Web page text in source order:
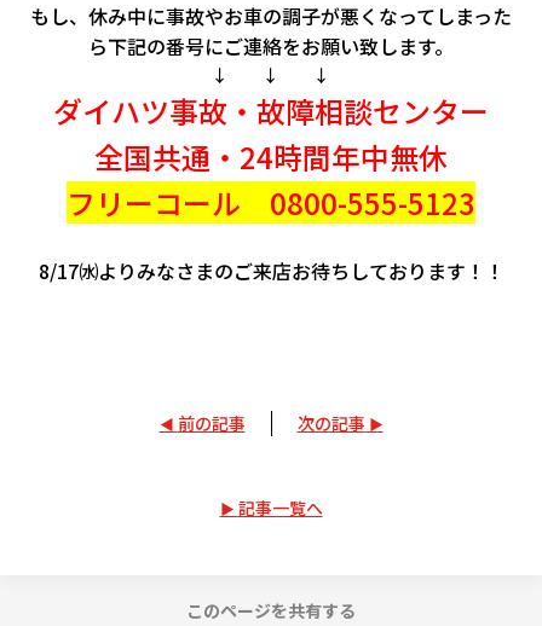
もし、休み中に事故やお車の調子が悪くなってしまった
ら下記の番号にご連絡をお願い致します。
↓ ↓ ↓
ダイハツ事故・故障相談センター
全国共通・24時間年中無休
フリーコール 0800-555-5123
8/17㈬よりみなさまのご来店お待ちしております！！
前の記事 次の記事
記事一覧へ
このページを共有する